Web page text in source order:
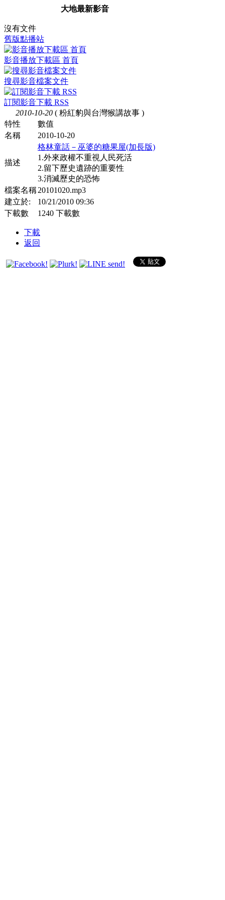
大地最新影音
沒有文件
舊版點播站
影音播放下載區 首頁
搜尋影音檔案文件
訂閱影音下載 RSS
2010-10-20 ( 粉紅豹與台灣猴講故事 )
特性
數值
名稱
2010-10-20
描述
格林童話－巫婆的糖果屋(加長版)
1.外來政權不重視人民死活
2.留下歷史遺跡的重要性
3.消滅歷史的恐怖
檔案名稱20101020.mp3
建立於:
10/21/2010 09:36
下載數
1240 下載數
下載
返回